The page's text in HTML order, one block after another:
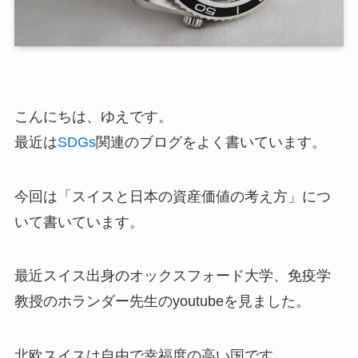
こんにちは、ゆえです。
最近はSDGs関連のブログをよく書いています。
今回は「スイスと日本の資産価値の考え方」につ
いて書いています。
最近スイス出身のオックスフォード大学、免疫学
教授のホランダー先生のyoutubeを見ました。